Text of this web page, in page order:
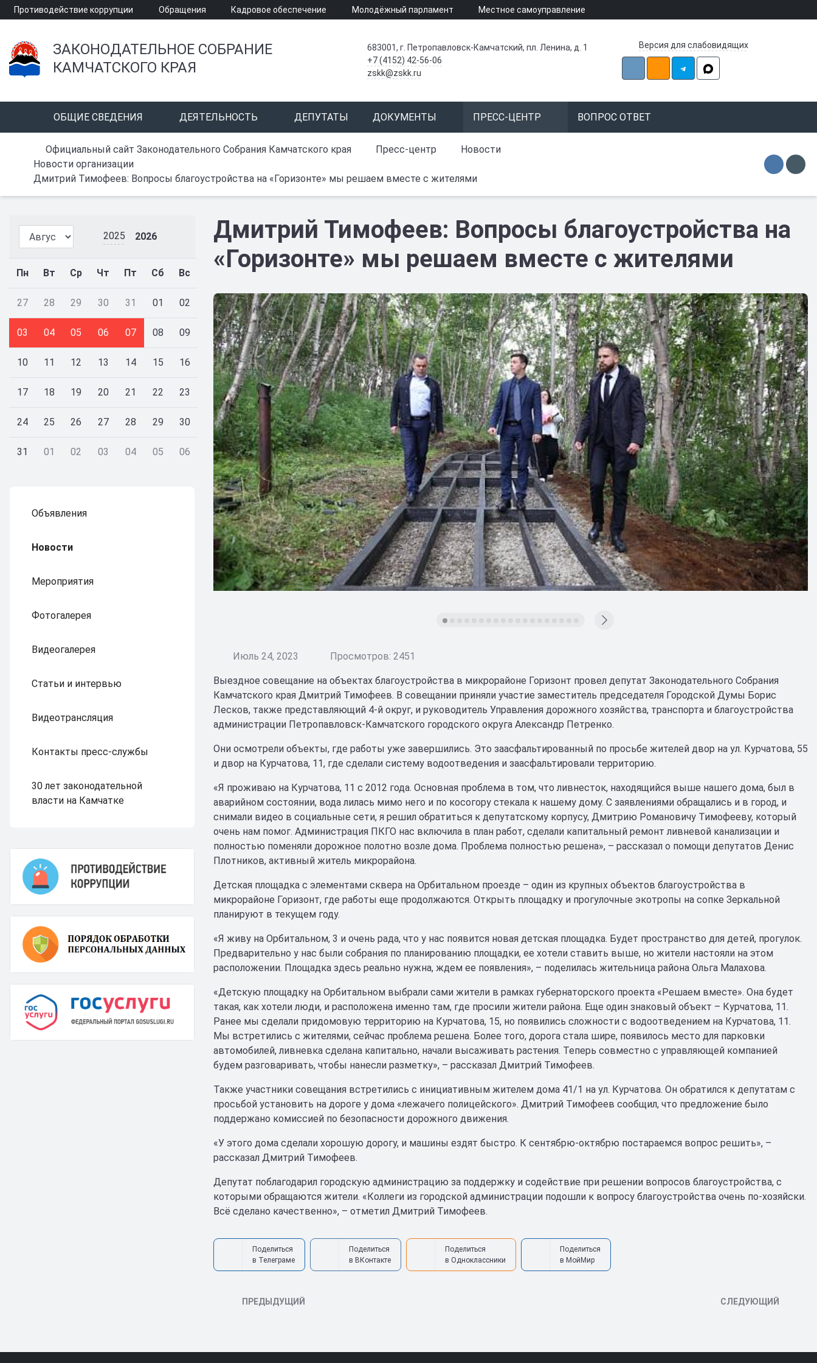
Противодействие коррупции Обращения Кадровое обеспечение Молодёжный парламент Местное самоуправление
ЗАКОНОДАТЕЛЬНОЕ СОБРАНИЕ
КАМЧАТСКОГО КРАЯ
683001, г. Петропавловск-Камчатский, пл. Ленина, д. 1
+7 (4152) 42-56-06
zskk@zskk.ru
Версия для слабовидящих
ОБЩИЕ СВЕДЕНИЯ ДЕЯТЕЛЬНОСТЬ ДЕПУТАТЫ ДОКУМЕНТЫ ПРЕСС-ЦЕНТР ВОПРОС ОТВЕТ
Официальный сайт Законодательного Собрания Камчатского края Пресс-центр
Новости
Новости организации
Дмитрий Тимофеев: Вопросы благоустройства на «Горизонте» мы решаем вместе с жителями
2025 2026
Пн Вт Ср Чт Пт Сб Вс
27 28 29 30 31 01 02
03 04 05 06 07 08 09
10 11 12 13 14 15 16
17 18 19 20 21 22 23
24 25 26 27 28 29 30
31 01 02 03 04 05 06
Объявления
Новости
Мероприятия
Фотогалерея
Видеогалерея
Статьи и интервью
Видеотрансляция
Контакты пресс-службы
30 лет законодательной
власти на Камчатке
Дмитрий Тимофеев: Вопросы благоустройства на
«Горизонте» мы решаем вместе с жителями
Июль 24, 2023 Просмотров: 2451
Выездное совещание на объектах благоустройства в микрорайоне Горизонт провел депутат Законодательного Собрания
Камчатского края Дмитрий Тимофеев. В совещании приняли участие заместитель председателя Городской Думы Борис
Лесков, также представляющий 4-й округ, и руководитель Управления дорожного хозяйства, транспорта и благоустройства
администрации Петропавловск-Камчатского городского округа Александр Петренко.
Они осмотрели объекты, где работы уже завершились. Это заасфальтированный по просьбе жителей двор на ул. Курчатова, 55
и двор на Курчатова, 11, где сделали систему водоотведения и заасфальтировали территорию.
«Я проживаю на Курчатова, 11 с 2012 года. Основная проблема в том, что ливнесток, находящийся выше нашего дома, был в
аварийном состоянии, вода лилась мимо него и по косогору стекала к нашему дому. С заявлениями обращались и в город, и
снимали видео в социальные сети, я решил обратиться к депутатскому корпусу, Дмитрию Романовичу Тимофееву, который
очень нам помог. Администрация ПКГО нас включила в план работ, сделали капитальный ремонт ливневой канализации и
полностью поменяли дорожное полотно возле дома. Проблема полностью решена», – рассказал о помощи депутатов Денис
Плотников, активный житель микрорайона.
Детская площадка с элементами сквера на Орбитальном проезде – один из крупных объектов благоустройства в
микрорайоне Горизонт, где работы еще продолжаются. Открыть площадку и прогулочные экотропы на сопке Зеркальной
планируют в текущем году.
«Я живу на Орбитальном, 3 и очень рада, что у нас появится новая детская площадка. Будет пространство для детей, прогулок.
Предварительно у нас были собрания по планированию площадки, ее хотели ставить выше, но жители настояли на этом
расположении. Площадка здесь реально нужна, ждем ее появления», – поделилась жительница района Ольга Малахова.
«Детскую площадку на Орбитальном выбрали сами жители в рамках губернаторского проекта «Решаем вместе». Она будет
такая, как хотели люди, и расположена именно там, где просили жители района. Еще один знаковый объект – Курчатова, 11.
Ранее мы сделали придомовую территорию на Курчатова, 15, но появились сложности с водоотведением на Курчатова, 11.
Мы встретились с жителями, сейчас проблема решена. Более того, дорога стала шире, появилось место для парковки
автомобилей, ливневка сделана капитально, начали высаживать растения. Теперь совместно с управляющей компанией
будем разговаривать, чтобы нанесли разметку», – рассказал Дмитрий Тимофеев.
Также участники совещания встретились с инициативным жителем дома 41/1 на ул. Курчатова. Он обратился к депутатам с
просьбой установить на дороге у дома «лежачего полицейского». Дмитрий Тимофеев сообщил, что предложение было
поддержано комиссией по безопасности дорожного движения.
«У этого дома сделали хорошую дорогу, и машины ездят быстро. К сентябрю-октябрю постараемся вопрос решить», –
рассказал Дмитрий Тимофеев.
Депутат поблагодарил городскую администрацию за поддержку и содействие при решении вопросов благоустройства, с
которыми обращаются жители. «Коллеги из городской администрации подошли к вопросу благоустройства очень по-хозяйски.
Всё сделано качественно», – отметил Дмитрий Тимофеев.
Поделиться
в Телеграме
Поделиться
в ВКонтакте
Поделиться
в Одноклассники
Поделиться
в МойМир
ПРЕДЫДУЩИЙ СЛЕДУЮЩИЙ